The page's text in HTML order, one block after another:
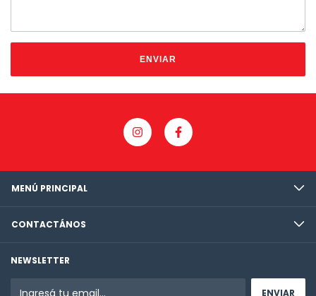
ENVIAR
MENÚ PRINCIPAL
CONTACTÁNOS
NEWSLETTER